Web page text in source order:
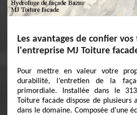
Les avantages de confier vos
l'entreprise MJ Toiture
Pour mettre en valeur votre
durabilité, l’entretien de la
primordiale. Installée dans le
Toiture facade dispose de plusieurs
dans le domaine. Composée d’une